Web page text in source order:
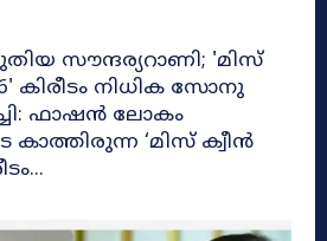
സൗന്ദര്യറാണി; 'മിസ്
കിരീടം നിധിക സോനു
‘മിസ് ക്വീൻ